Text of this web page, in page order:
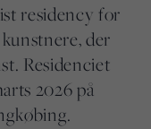
residency for
der
Residenciet
2026 på